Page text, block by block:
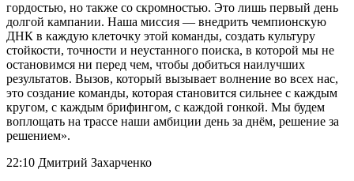
гордостью, но также со скромностью. Это лишь первый день
долгой кампании. Наша миссия — внедрить чемпионскую
ДНК в каждую клеточку этой команды, создать культуру
стойкости, точности и неустанного поиска, в которой мы не
остановимся ни перед чем, чтобы добиться наилучших
результатов. Вызов, который вызывает волнение во всех нас,
это создание команды, которая становится сильнее с каждым
кругом, с каждым брифингом, с каждой гонкой. Мы будем
воплощать на трассе наши амбиции день за днём, решение за
решением».
22:10 Дмитрий Захарченко